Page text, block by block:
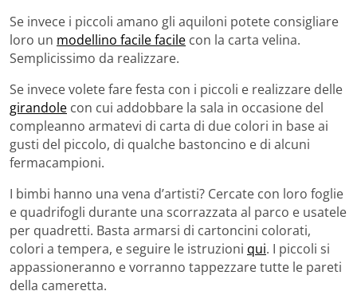
Se invece i piccoli amano gli aquiloni potete consigliare
loro un modellino facile facile con la carta velina.
Semplicissimo da realizzare.
Se invece volete fare festa con i piccoli e realizzare delle
girandole con cui addobbare la sala in occasione del
compleanno armatevi di carta di due colori in base ai
gusti del piccolo, di qualche bastoncino e di alcuni
fermacampioni.
I bimbi hanno una vena d’artisti? Cercate con loro foglie
e quadrifogli durante una scorrazzata al parco e usatele
per quadretti. Basta armarsi di cartoncini colorati,
colori a tempera, e seguire le istruzioni qui. I piccoli si
appassioneranno e vorranno tappezzare tutte le pareti
della cameretta.